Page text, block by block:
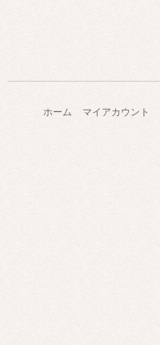
ホーム マイアカウント